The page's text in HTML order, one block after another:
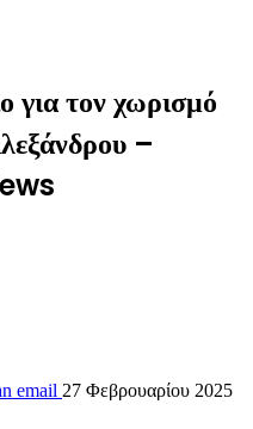
για τον χωρισμό
–
email 27 Φεβρουαρίου 2025